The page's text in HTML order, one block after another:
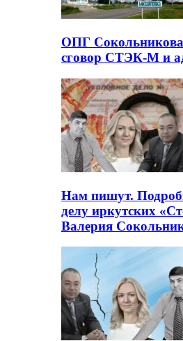
ОПГ
сговор СТЭК-М и
Нам пишут.
делу иркутских
Валерия